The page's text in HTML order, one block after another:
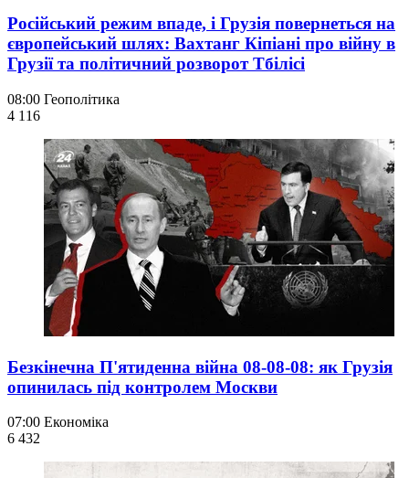
Російський режим впаде, і Грузія повернеться на
європейський шлях: Вахтанг Кіпіані про війну в
Грузії та політичний розворот Тбілісі
08:00 Геополітика
4 116
Безкінечна П'ятиденна війна 08-08-08: як Грузія
опинилась під контролем Москви
07:00 Економіка
6 432